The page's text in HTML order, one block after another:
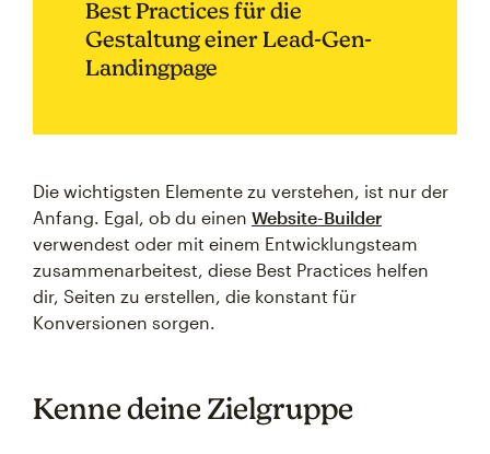
Best Practices für die
Gestaltung einer Lead-Gen-
Landingpage
Die wichtigsten Elemente zu verstehen, ist nur der
Anfang. Egal, ob du einen Website-Builder
verwendest oder mit einem Entwicklungsteam
zusammenarbeitest, diese Best Practices helfen
dir, Seiten zu erstellen, die konstant für
Konversionen sorgen.
Kenne deine Zielgruppe